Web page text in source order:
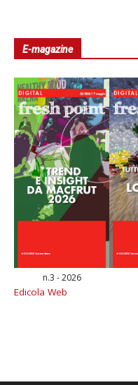
E-magazine
n.3 - 2026
Edicola Web